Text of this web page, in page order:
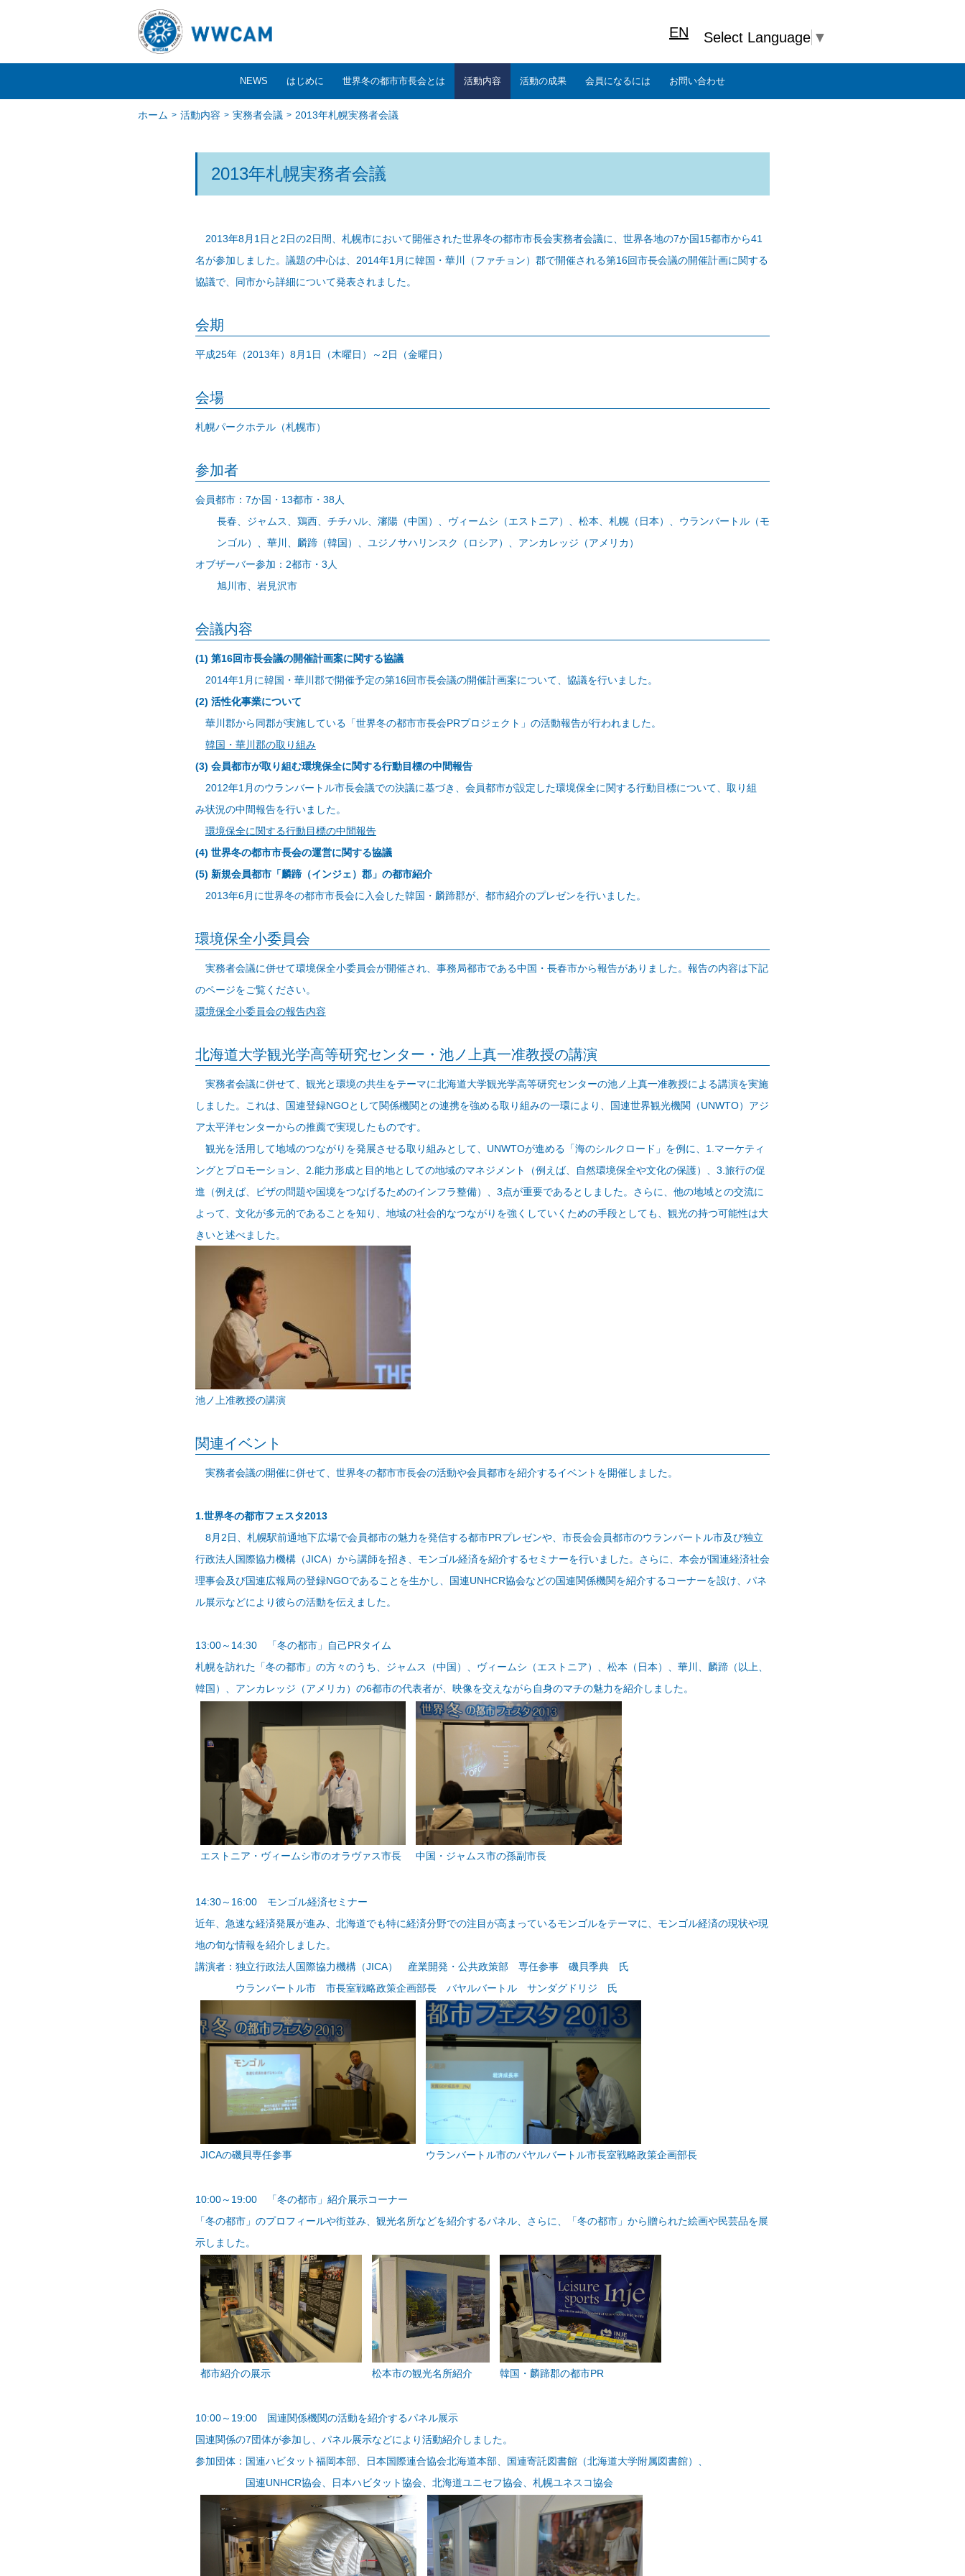
Select Language ▼
EN
NEWS はじめに 世界冬の都市市長会とは 活動内容 活動の成果 会員になるには お問い合わせ
ホーム 活動内容 実務者会議 2013年札幌実務者会議
2013年札幌実務者会議
2013年8月1日と2日の2日間、札幌市において開催された世界冬の都市市長会実務者会議に、世界各地の7か国15都市から41
名が参加しました。議題の中心は、2014年1月に韓国・華川（ファチョン）郡で開催される第16回市長会議の開催計画に関する
協議で、同市から詳細について発表されました。
会期
平成25年（2013年）8月1日（木曜日）～2日（金曜日）
会場
札幌パークホテル（札幌市）
参加者
会員都市：7か国・13都市・38人
長春、ジャムス、鶏西、チチハル、瀋陽（中国）、ヴィームシ（エストニア）、松本、札幌（日本）、ウランバートル（モ
ンゴル）、華川、麟蹄（韓国）、ユジノサハリンスク（ロシア）、アンカレッジ（アメリカ）
オブザーバー参加：2都市・3人
旭川市、岩見沢市
会議内容
(1) 第16回市長会議の開催計画案に関する協議
2014年1月に韓国・華川郡で開催予定の第16回市長会議の開催計画案について、協議を行いました。
(2) 活性化事業について
華川郡から同郡が実施している「世界冬の都市市長会PRプロジェクト」の活動報告が行われました。
韓国・華川郡の取り組み
(3) 会員都市が取り組む環境保全に関する行動目標の中間報告
2012年1月のウランバートル市長会議での決議に基づき、会員都市が設定した環境保全に関する行動目標について、取り組
み状況の中間報告を行いました。
環境保全に関する行動目標の中間報告
(4) 世界冬の都市市長会の運営に関する協議
(5) 新規会員都市「麟蹄（インジェ）郡」の都市紹介
2013年6月に世界冬の都市市長会に入会した韓国・麟蹄郡が、都市紹介のプレゼンを行いました。
環境保全小委員会
実務者会議に併せて環境保全小委員会が開催され、事務局都市である中国・長春市から報告がありました。報告の内容は下記
のページをご覧ください。
環境保全小委員会の報告内容
北海道大学観光学高等研究センター・池ノ上真一准教授の講演
実務者会議に併せて、観光と環境の共生をテーマに北海道大学観光学高等研究センターの池ノ上真一准教授による講演を実施
しました。これは、国連登録NGOとして関係機関との連携を強める取り組みの一環により、国連世界観光機関（UNWTO）アジ
ア太平洋センターからの推薦で実現したものです。
観光を活用して地域のつながりを発展させる取り組みとして、UNWTOが進める「海のシルクロード」を例に、1.マーケティ
ングとプロモーション、2.能力形成と目的地としての地域のマネジメント（例えば、自然環境保全や文化の保護）、3.旅行の促
進（例えば、ビザの問題や国境をつなげるためのインフラ整備）、3点が重要であるとしました。さらに、他の地域との交流に
よって、文化が多元的であることを知り、地域の社会的なつながりを強くしていくための手段としても、観光の持つ可能性は大
きいと述べました。
池ノ上准教授の講演
関連イベント
実務者会議の開催に併せて、世界冬の都市市長会の活動や会員都市を紹介するイベントを開催しました。
1.世界冬の都市フェスタ2013
8月2日、札幌駅前通地下広場で会員都市の魅力を発信する都市PRプレゼンや、市長会会員都市のウランバートル市及び独立
行政法人国際協力機構（JICA）から講師を招き、モンゴル経済を紹介するセミナーを行いました。さらに、本会が国連経済社会
理事会及び国連広報局の登録NGOであることを生かし、国連UNHCR協会などの国連関係機関を紹介するコーナーを設け、パネ
ル展示などにより彼らの活動を伝えました。
13:00～14:30 「冬の都市」自己PRタイム
札幌を訪れた「冬の都市」の方々のうち、ジャムス（中国）、ヴィームシ（エストニア）、松本（日本）、華川、麟蹄（以上、
韓国）、アンカレッジ（アメリカ）の6都市の代表者が、映像を交えながら自身のマチの魅力を紹介しました。
エストニア・ヴィームシ市のオラヴァス市長 中国・ジャムス市の孫副市長
14:30～16:00 モンゴル経済セミナー
近年、急速な経済発展が進み、北海道でも特に経済分野での注目が高まっているモンゴルをテーマに、モンゴル経済の現状や現
地の旬な情報を紹介しました。
講演者： 独立行政法人国際協力機構（JICA） 産業開発・公共政策部 専任参事 磯貝季典 氏
ウランバートル市 市長室戦略政策企画部長 バヤルバートル サンダグドリジ 氏
JICAの磯貝専任参事 ウランバートル市のバヤルバートル市長室戦略政策企画部長
10:00～19:00 「冬の都市」紹介展示コーナー
「冬の都市」のプロフィールや街並み、観光名所などを紹介するパネル、さらに、「冬の都市」から贈られた絵画や民芸品を展
示しました。
都市紹介の展示 松本市の観光名所紹介 韓国・麟蹄郡の都市PR
10:00～19:00 国連関係機関の活動を紹介するパネル展示
国連関係の7団体が参加し、パネル展示などにより活動紹介しました。
参加団体： 国連ハビタット福岡本部、
日本国際連合協会北海道本部、国連寄託図書館（北海道大学附属図書館）、
国連UNHCR協会、日本ハビタット協会、北海道ユニセフ協会、札幌ユネスコ協会